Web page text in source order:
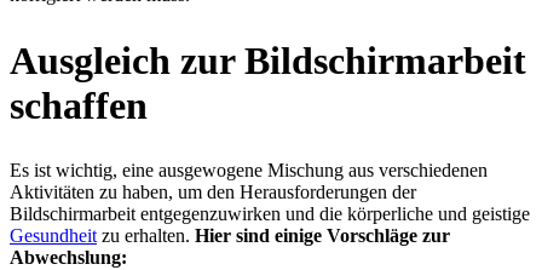
Ausgleich zur Bildschirmarbeit
schaffen
Es ist wichtig, eine ausgewogene Mischung aus verschiedenen
Aktivitäten zu haben, um den Herausforderungen der
Bildschirmarbeit entgegenzuwirken und die körperliche und geistige
Gesundheit zu erhalten. Hier sind einige Vorschläge zur
Abwechslung: